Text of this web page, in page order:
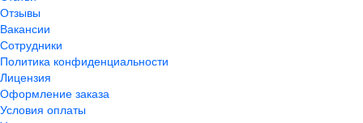
Отзывы
Вакансии
Сотрудники
Политика конфиденциальности
Лицензия
Оформление заказа
Условия оплаты